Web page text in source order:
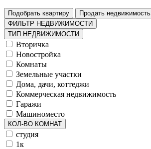
Подобрать квартиру
Продать недвижимость
ФИЛЬТР НЕДВИЖИМОСТИ
ТИП НЕДВИЖИМОСТИ
Вторичка
Новостройка
Комнаты
Земельные участки
Дома, дачи, коттеджи
Коммерческая недвижимость
Гаражи
Машиноместо
КОЛ-ВО КОМНАТ
студия
1к